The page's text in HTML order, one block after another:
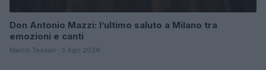
Don Antonio Mazzi: l’ultimo saluto a Milano tra
emozioni e canti
Marco Tessari · 3 Ago 2026